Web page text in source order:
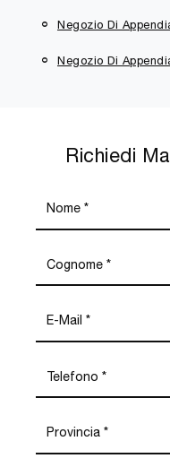
Negozio Di
Negozio Di
Richiedi